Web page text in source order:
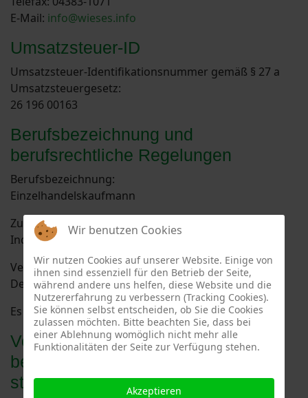
E-Mail: info@wieses.info
Umsatzsteuer-ID
Umsatzsteuer-Identifikationsnummer gemäß § 27 a
Umsatzsteuergesetz:
26 196 00163
Berufsbezeichnung und
berufsrechtliche Regelungen
Berufsbezeichnung:
Einzelhandelskaufmann
Zuständige Kammer:
Industrie - und Handelskammer zu Kiel
Verliehen in:
Deutschland
Es gelten folgende berufsrechtliche Regelungen:
Verbraucher­streit­
beilegung/Universal­schlichtungs­
stelle
Wir benutzen Cookies
Wir nutzen Cookies auf unserer Website. Einige von
ihnen sind essenziell für den Betrieb der Seite,
während andere uns helfen, diese Website und die
Nutzererfahrung zu verbessern (Tracking Cookies).
Sie können selbst entscheiden, ob Sie die Cookies
zulassen möchten. Bitte beachten Sie, dass bei
einer Ablehnung womöglich nicht mehr alle
Funktionalitäten der Seite zur Verfügung stehen.
Akzeptieren